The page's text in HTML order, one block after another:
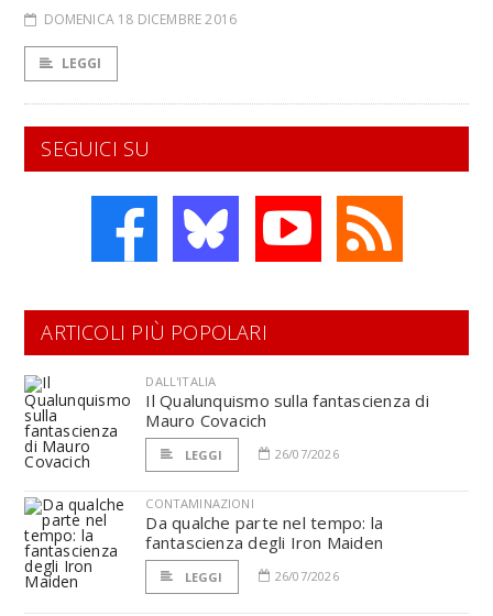
DOMENICA 18 DICEMBRE 2016
LEGGI
SEGUICI SU
ARTICOLI PIÙ POPOLARI
DALL'ITALIA
Il Qualunquismo sulla fantascienza di
Mauro Covacich
LEGGI 26/07/2026
CONTAMINAZIONI
Da qualche parte nel tempo: la
fantascienza degli Iron Maiden
LEGGI 26/07/2026